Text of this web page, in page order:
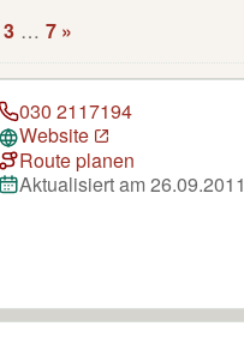
3 … 7 »
030 2117194
Website
Route planen
Aktualisiert am 26.09.2011